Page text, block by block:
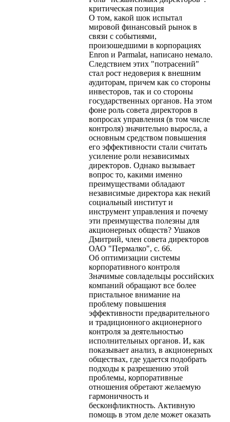
критическая позиция
О том, какой шок испытал
мировой финансовый рынок в
связи с событиями,
произошедшими в корпорациях
Enron и Parmalat, написано немало.
Следствием этих "потрасений"
стал рост недоверия к внешним
аудиторам, причем как со стороны
инвесторов, так и со стороны
государственных органов. На этом
фоне роль совета директоров в
вопросах управления (в том числе
контроля) значительно выросла, а
основным средством повышения
его эффективности стали считать
усиление роли независимых
директоров. Однако вызывает
вопрос то, какими именно
преимуществами обладают
независимые директора как некий
социальный институт и
инструмент управления и почему
эти преимущества полезны для
акционерных обществ? Ушаков
Дмитрий, член совета директоров
ОАО "Пермалко", с. 66.
Об оптимизации системы
корпоративного контроля
Значимые совладельцы российских
компаний обращают все более
пристальное внимание на
проблему повышения
эффективности предварительного
и традиционного акционерного
контроля за деятельностью
исполнительных органов. И, как
показывает анализ, в акционерных
обществах, где удается подобрать
подходы к разрешению этой
проблемы, корпоративные
отношения обретают желаемую
гармоничность и
бесконфликтность. Активную
помощь в этом деле может оказать